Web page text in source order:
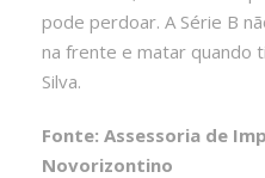
pode perdoar. A Série B
na frente e matar quando
Silva.
Fonte: Assessoria de
Novorizontino